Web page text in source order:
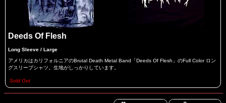
Deeds Of Flesh
Long Sleeve / Large
アメリカはカリフォルニアのBrutal Death Metal Band「Deeds Of Flesh」のFull Color ロン
グスリープシャツ。生地がしっかりしています。
Sold Out